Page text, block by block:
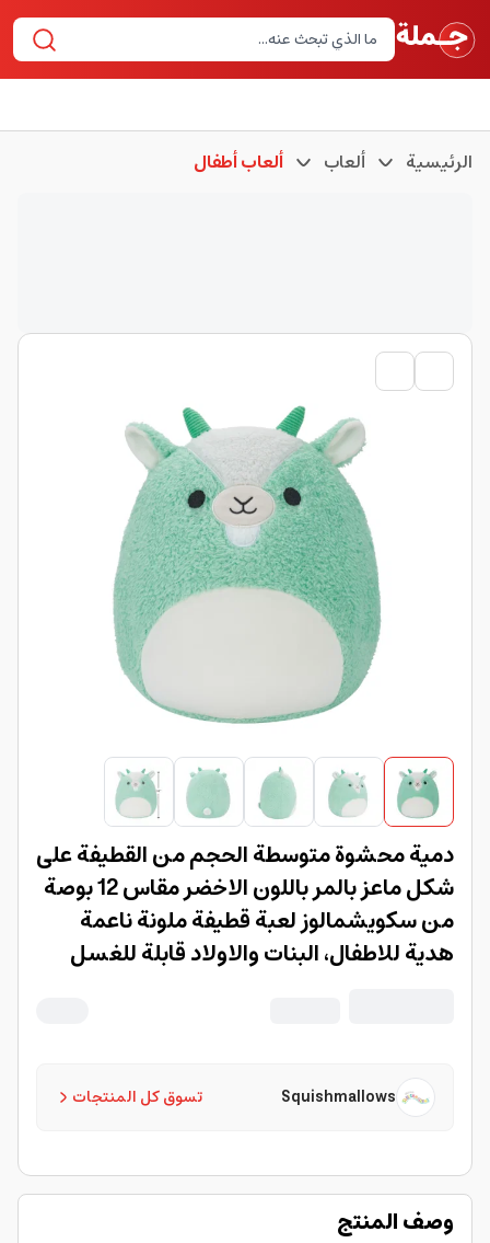
الرئيسية ألعاب ألعاب أطفال
دمية محشوة متوسطة الحجم من القطيفة على
شكل ماعز بالمر باللون الاخضر مقاس 12 بوصة
من سكويشمالوز لعبة قطيفة ملونة ناعمة
هدية للاطفال، البنات والاولاد قابلة للغسل
Licensed Kellytoy Plush Toy Colorful
Soft Gift for Kids Girls Boys Washable
تسوق كل المنتجات Squishmallows
وصف المنتج